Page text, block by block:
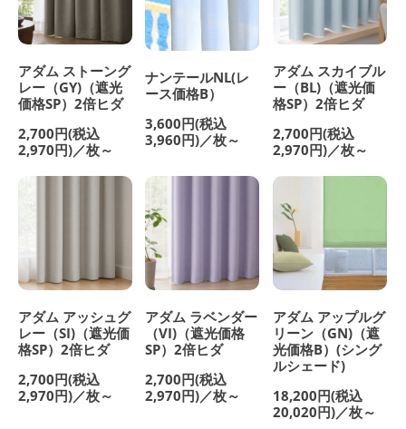
アダム ストーング
レー（GY)（遮光
価格SP）2倍ヒダ
2,700円(税込
2,970円)／枚～
ナンテールNL(レ
ース価格B）
3,600円(税込
3,960円)／枚～
アダム スカイブル
ー（BL)（遮光価
格SP）2倍ヒダ
2,700円(税込
2,970円)／枚～
アダム アッシュグ
レー（SI)（遮光価
格SP）2倍ヒダ
2,700円(税込
2,970円)／枚～
アダム ラベンダー
（VI)（遮光価格
SP）2倍ヒダ
2,700円(税込
2,970円)／枚～
アダム アップルグ
リーン（GN)（遮
光価格B）(シング
ルシェード)
18,200円(税込
20,020円)／枚～